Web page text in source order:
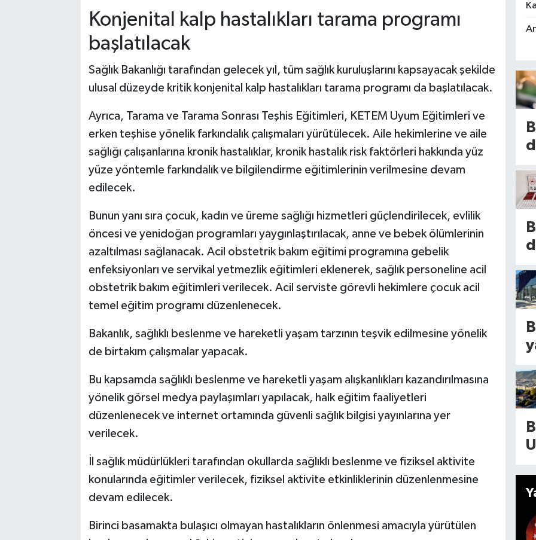
Konjenital kalp hastalıkları tarama programı
başlatılacak
Sağlık Bakanlığı tarafından gelecek yıl, tüm sağlık kuruluşlarını kapsayacak şekilde
ulusal düzeyde kritik konjenital kalp hastalıkları tarama programı da başlatılacak.
Ayrıca, Tarama ve Tarama Sonrası Teşhis Eğitimleri, KETEM Uyum Eğitimleri ve
erken teşhise yönelik farkındalık çalışmaları yürütülecek. Aile hekimlerine ve aile
sağlığı çalışanlarına kronik hastalıklar, kronik hastalık risk faktörleri hakkında yüz
yüze yöntemle farkındalık ve bilgilendirme eğitimlerinin verilmesine devam
edilecek.
Bunun yanı sıra çocuk, kadın ve üreme sağlığı hizmetleri güçlendirilecek, evlilik
öncesi ve yenidoğan programları yaygınlaştırılacak, anne ve bebek ölümlerinin
azaltılması sağlanacak. Acil obstetrik bakım eğitimi programına gebelik
enfeksiyonları ve servikal yetmezlik eğitimleri eklenerek, sağlık personeline acil
obstetrik bakım eğitimleri verilecek. Acil serviste görevli hekimlere çocuk acil
temel eğitim programı düzenlenecek.
Bakanlık, sağlıklı beslenme ve hareketli yaşam tarzının teşvik edilmesine yönelik
de birtakım çalışmalar yapacak.
Bu kapsamda sağlıklı beslenme ve hareketli yaşam alışkanlıkları kazandırılmasına
yönelik görsel medya paylaşımları yapılacak, halk eğitim faaliyetleri
düzenlenecek ve internet ortamında güvenli sağlık bilgisi yayınlarına yer
verilecek.
İl sağlık müdürlükleri tarafından okullarda sağlıklı beslenme ve fiziksel aktivite
konularında eğitimler verilecek, fiziksel aktivite etkinliklerinin düzenlenmesine
devam edilecek.
Birinci basamakta bulaşıcı olmayan hastalıkların önlenmesi amacıyla yürütülen
2
ığı
a